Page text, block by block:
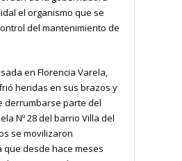
el organismo que se
del mantenimiento de
en Florencia Varela,
heridas en sus brazos y
derrumbarse parte del
Nº 28 del barrio Villa del
se movilizaron
que desde hace meses